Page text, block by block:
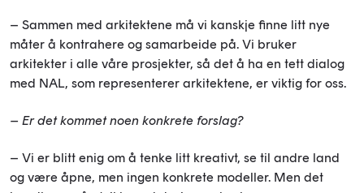
– Sammen med arkitektene må vi kanskje finne litt nye
måter å kontrahere og samarbeide på. Vi bruker
arkitekter i alle våre prosjekter, så det å ha en tett dialog
med NAL, som representerer arkitektene, er viktig for oss.
– Er det kommet noen konkrete forslag?
– Vi er blitt enig om å tenke litt kreativt, se til andre land
og være åpne, men ingen konkrete modeller. Men det